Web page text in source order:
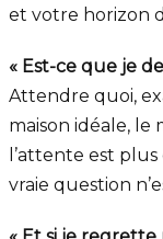
et votre horizon
« Est-ce que je
Attendre quoi,
maison idéale, le
l’attente est
vraie question